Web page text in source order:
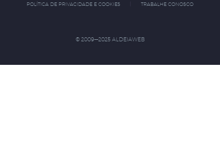
POLÍTICA DE PRIVACIDADE E COOKIES TRABALHE CONOSCO
© 2009—2025 ALDEIAWEB